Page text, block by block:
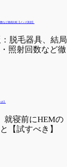
：脱毛器具、結局
照射回数など徹
就寝前にHEMの
【試すべき】